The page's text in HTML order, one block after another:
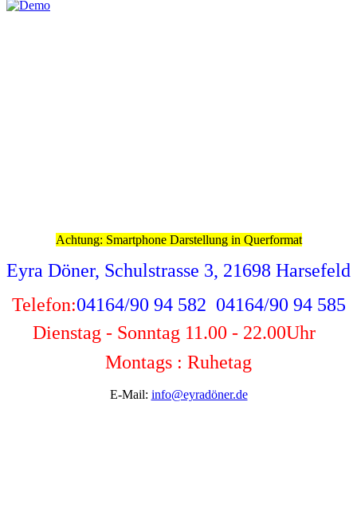
Achtung: Smartphone Darstellung in Querformat
Eyra Döner, Schulstrasse 3, 21698 Harsefeld
Telefon:04164/90 94 582 04164/90 94 585
Dienstag - Sonntag 11.00 - 22.00Uhr
Montags : Ruhetag
E-Mail: info@eyradöner.de